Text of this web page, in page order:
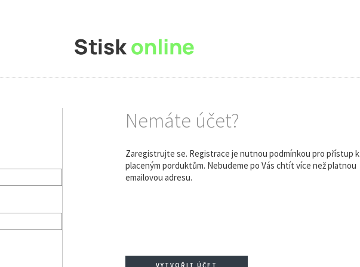
Nemáte účet?
Zaregistrujte se. Registrace je nutnou podmínkou pro přístup k
placeným porduktům. Nebudeme po Vás chtít více než platnou
emailovou adresu.
VYTVOŘIT ÚČET